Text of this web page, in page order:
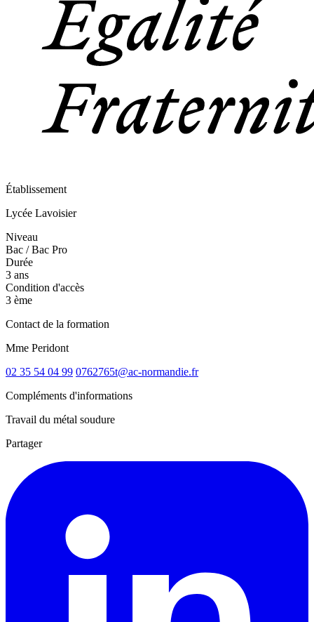
Établissement
Lycée Lavoisier
Niveau
Bac / Bac Pro
Durée
3 ans
Condition d'accès
3 ème
Contact de la formation
Mme Peridont
02 35 54 04 99 0762765t@ac-normandie.fr
Compléments d'informations
Travail du métal soudure
Partager